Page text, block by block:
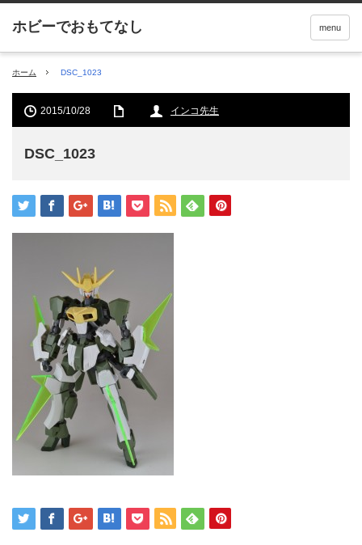
menu
ホーム DSC_1023
2015/10/28 インコ先生
DSC_1023